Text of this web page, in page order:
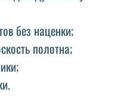
без наценки;
полотна;